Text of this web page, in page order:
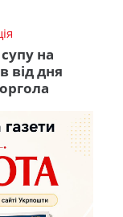
на
від дня